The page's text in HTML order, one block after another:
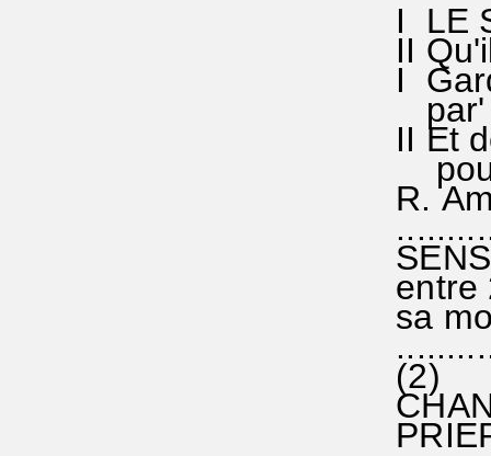
I LE
II
I
par'
II Et
pour'
R.
entre
sa
(2)